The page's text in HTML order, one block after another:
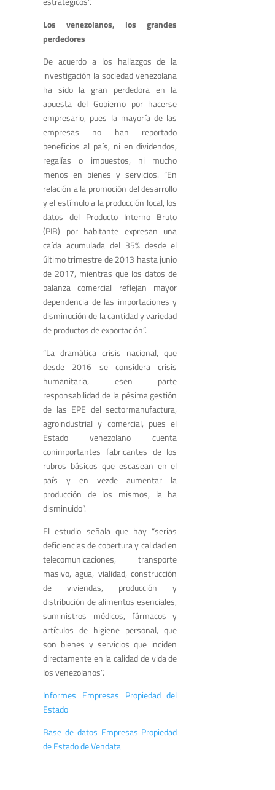
Los venezolanos, los grandes
perdedores
De acuerdo a los hallazgos de la
investigación la sociedad venezolana
ha sido la gran perdedora en la
apuesta del Gobierno por hacerse
empresario, pues la mayoría de las
empresas no han reportado
beneficios al país, ni en dividendos,
regalías o impuestos, ni mucho
menos en bienes y servicios. “En
relación a la promoción del desarrollo
y el estímulo a la producción local, los
datos del Producto Interno Bruto
(PIB) por habitante expresan una
caída acumulada del 35% desde el
último trimestre de 2013 hasta junio
de 2017, mientras que los datos de
balanza comercial reflejan mayor
dependencia de las importaciones y
disminución de la cantidad y variedad
de productos de exportación”.
“La dramática crisis nacional, que
desde 2016 se considera crisis
humanitaria, esen parte
responsabilidad de la pésima gestión
de las EPE del sectormanufactura,
agroindustrial y comercial, pues el
Estado venezolano cuenta
conimportantes fabricantes de los
rubros básicos que escasean en el
país y en vezde aumentar la
producción de los mismos, la ha
disminuido”.
El estudio señala que hay “serias
deficiencias de cobertura y calidad en
telecomunicaciones, transporte
masivo, agua, vialidad, construcción
de viviendas, producción y
distribución de alimentos esenciales,
suministros médicos, fármacos y
artículos de higiene personal, que
son bienes y servicios que inciden
directamente en la calidad de vida de
los venezolanos”.
Informes Empresas Propiedad del
Estado
Base de datos Empresas Propiedad
de Estado de Vendata